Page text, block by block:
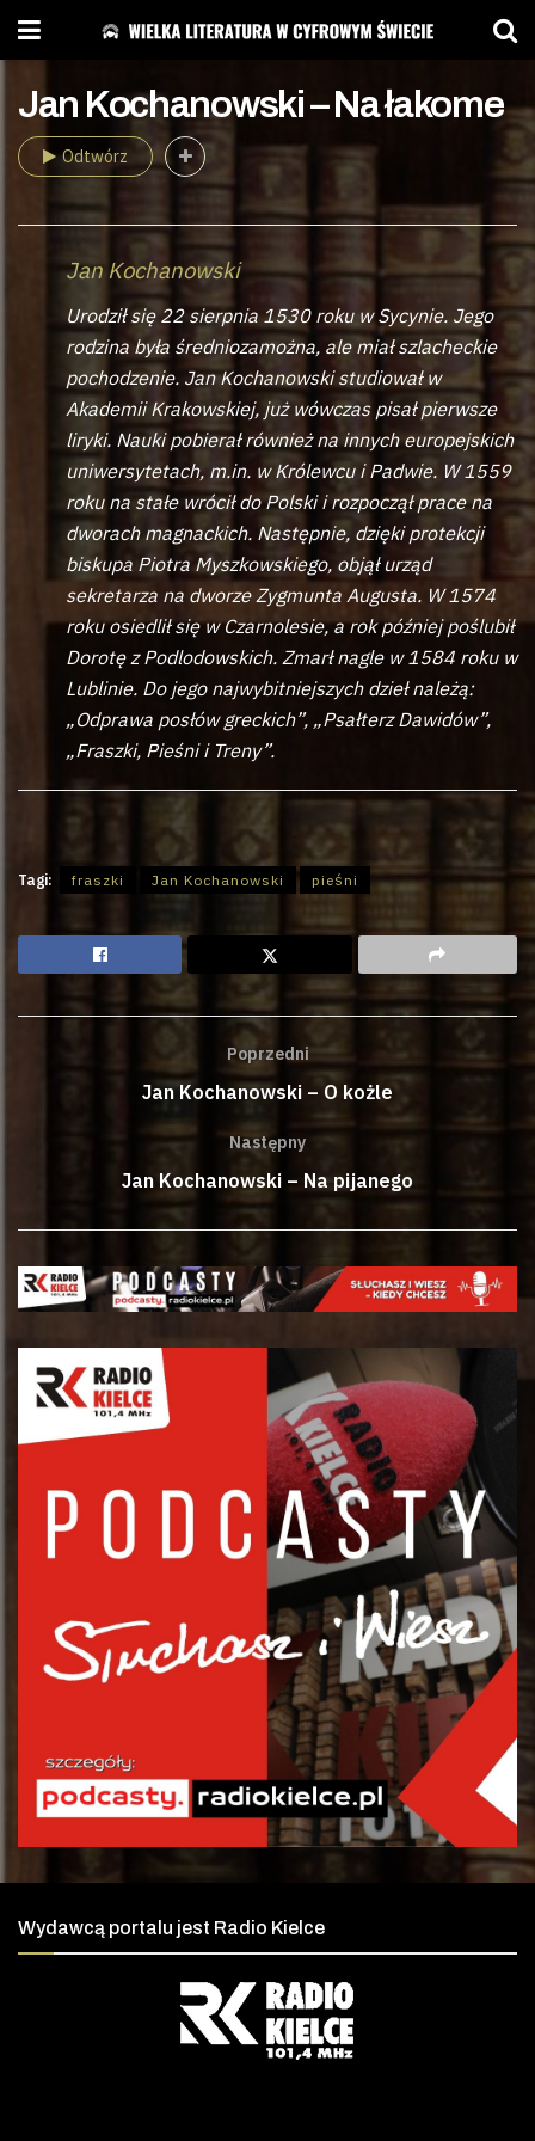
Jan Kochanowski – Na łakome
Odtwórz
Jan Kochanowski
Urodził się 22 sierpnia 1530 roku w Sycynie. Jego
rodzina była średniozamożna, ale miał szlacheckie
pochodzenie. Jan Kochanowski studiował w
Akademii Krakowskiej, już wówczas pisał pierwsze
liryki. Nauki pobierał również na innych europejskich
uniwersytetach, m.in. w Królewcu i Padwie. W 1559
roku na stałe wrócił do Polski i rozpoczął prace na
dworach magnackich. Następnie, dzięki protekcji
biskupa Piotra Myszkowskiego, objął urząd
sekretarza na dworze Zygmunta Augusta. W 1574
roku osiedlił się w Czarnolesie, a rok później poślubił
Dorotę z Podlodowskich. Zmarł nagle w 1584 roku w
Lublinie. Do jego najwybitniejszych dzieł należą:
„Odprawa posłów greckich”, „Psałterz Dawidów”,
„Fraszki, Pieśni i Treny”.
Tagi: fraszki Jan Kochanowski pieśni
Poprzedni
Jan Kochanowski – O kożle
Następny
Jan Kochanowski – Na pijanego
Wydawcą portalu jest Radio Kielce